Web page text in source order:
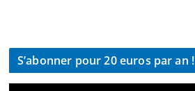
S’abonner pour 20 euros par an !